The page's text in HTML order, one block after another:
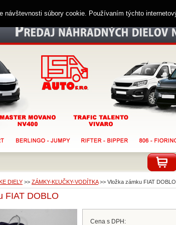
DIELY >> ZÁMKY-KĽUČKY-VODÍTKA >> Vložka zámku FIAT DOBLO
FIAT DOBLO
Cena s DPH:
súbory cookie. Používaním týchto